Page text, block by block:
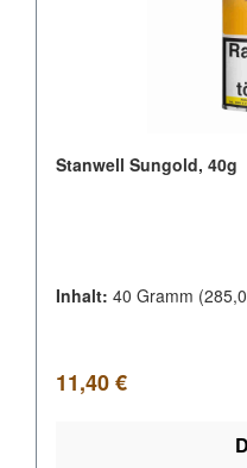
Stanwell Sungold, 40g
Inhalt: 40 Gramm
Regulärer Preis:
11,40 €